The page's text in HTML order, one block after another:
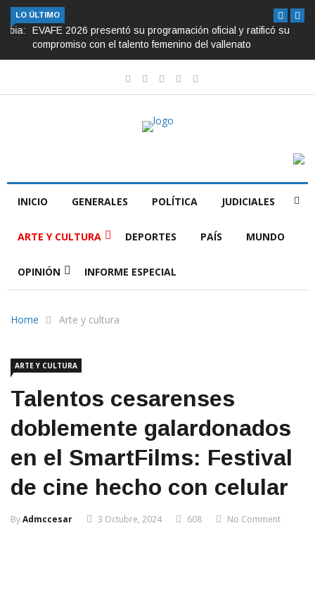
LO ÚLTIMO
EVAFE 2026 presentó su programación oficial y ratificó su
compromiso con el talento femenino del vallenato
INICIO GENERALES POLÍTICA JUDICIALES
ARTE Y CULTURA DEPORTES PAÍS MUNDO
OPINIÓN INFORME ESPECIAL
Home Arte y cultura
ARTE Y CULTURA
Talentos cesarenses
doblemente galardonados
en el SmartFilms: Festival
de cine hecho con celular
ByAdmccesar 3 Octubre, 2024 608 No Comment